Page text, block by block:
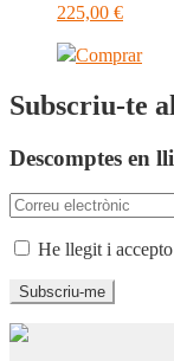
225,00 €
Comprar
Subscriu-te
Descomptes en
He llegit i